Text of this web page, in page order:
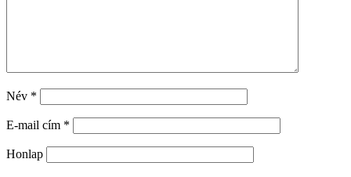
Név *
E-mail cím *
Honlap